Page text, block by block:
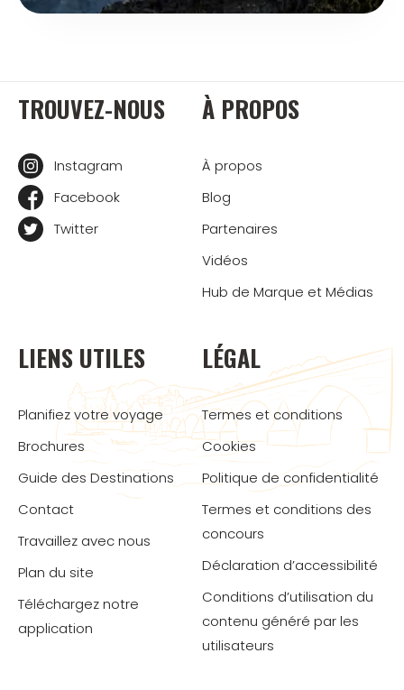
TROUVEZ-NOUS
Instagram
Facebook
Twitter
À PROPOS
À propos
Blog
Partenaires
Vidéos
Hub de Marque et Médias
LIENS UTILES
Planifiez votre voyage
Brochures
Guide des Destinations
Contact
Travaillez avec nous
Plan du site
Téléchargez notre
application
LÉGAL
Termes et conditions
Cookies
Politique de confidentialité
Termes et conditions des
concours
Déclaration d’accessibilité
Conditions d’utilisation du
contenu généré par les
utilisateurs